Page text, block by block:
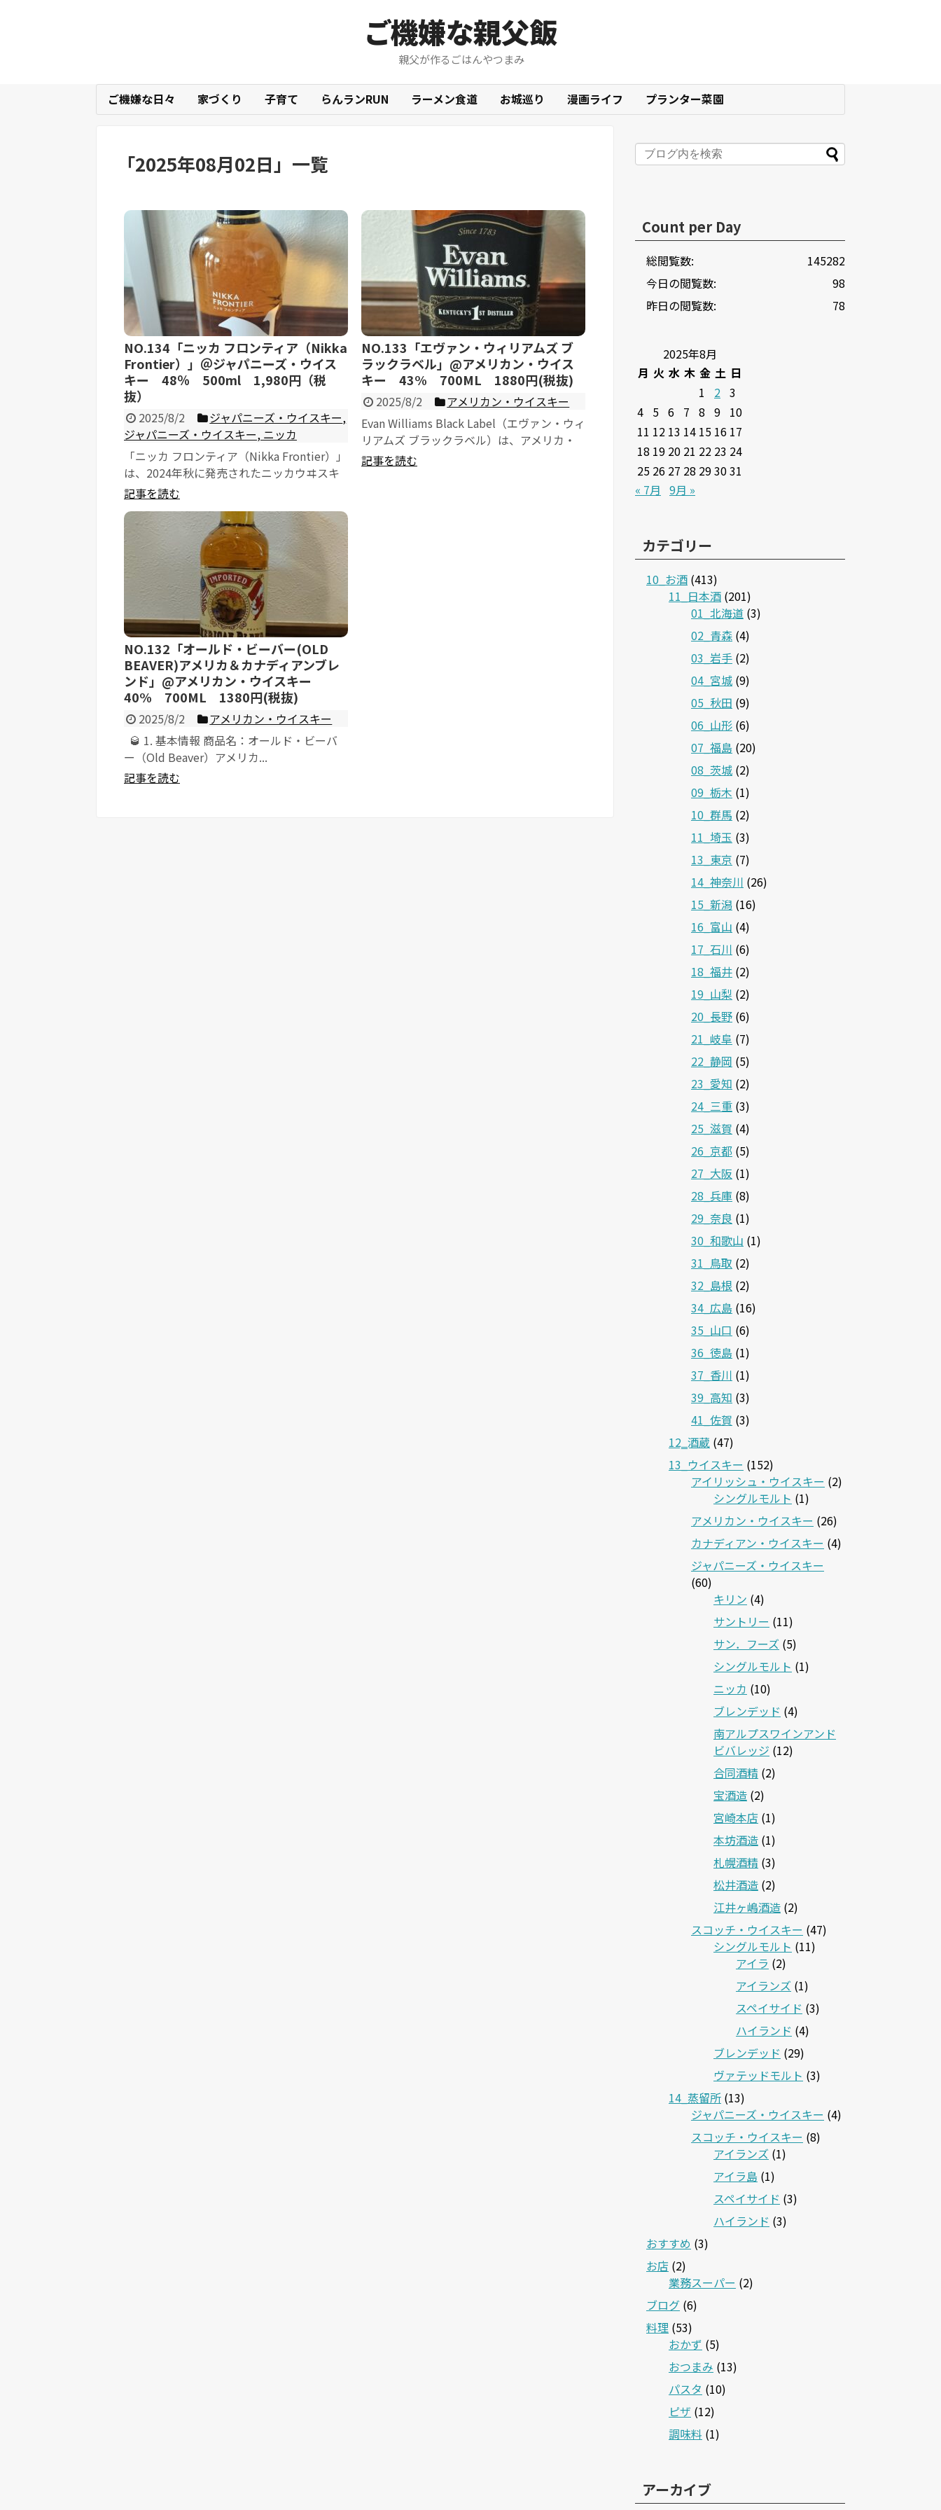
ご機嫌な親父飯
親父が作るごはんやつまみ
ご機嫌な日々 家づくり 子育て らんランRUN ラーメン食道 お城巡り 漫画ライフ プランター菜園
「2025年08月02日 」 一覧
NO.134「ニッカ フロンティア（Nikka
Frontier）」＠ジャパニーズ・ウイス
キー 48％ 500ml 1,980円（税
抜）
2025/8/2 ジャパニーズ・ウイスキー,
ジャパニーズ・ウイスキー, ニッカ
「ニッカ フロンティア（Nikka Frontier）」
は、2024年秋に発売されたニッカウヰスキ
ーの新しいブレンデッド...
記事を読む
NO.133「エヴァン・ウィリアムズ ブ
ラックラベル」@アメリカン・ウイス
キー 43% 700ML 1880円(税抜)
2025/8/2
アメリカン・ウイスキー
Evan Williams Black Label（エヴァン・ウィ
リアムズ ブラックラベル）は、アメリカ・
ケンタッキー州の老舗蒸溜所「H...
記事を読む
NO.132「オールド・ビーバー(OLD
BEAVER)アメリカ＆カナディアンブレ
ンド」@アメリカン・ウイスキー
40% 700ML 1380円(税抜)
2025/8/2
アメリカン・ウイスキー
🥃 1. 基本情報 商品名：オールド・ビーバ
ー（Old Beaver）アメリカ...
記事を読む
Count per Day
145282
総閲覧数:
98
今日の閲覧数:
78
昨日の閲覧数:
2025年8月
月 火 水 木 金 土 日
1
2 3
4 5 6 7 8 9 10
11 12 13 14 15 16 17
18 19 20 21 22 23 24
25 26 27 28 293031
« 7月 9月 »
カテゴリー
10_お酒 (413)
11_日本酒 (201)
01_北海道 (3)
02_青森 (4)
03_岩手 (2)
04_宮城 (9)
05_秋田 (9)
06_山形 (6)
07_福島 (20)
08_茨城 (2)
09_栃木 (1)
10_群馬 (2)
11_埼玉 (3)
13_東京 (7)
14_神奈川 (26)
15_新潟 (16)
16_富山 (4)
17_石川 (6)
18_福井 (2)
19_山梨 (2)
20_長野 (6)
21_岐阜 (7)
22_静岡 (5)
23_愛知 (2)
24_三重 (3)
25_滋賀 (4)
26_京都 (5)
27_大阪 (1)
28_兵庫 (8)
29_奈良 (1)
30_和歌山 (1)
31_鳥取 (2)
32_島根 (2)
34_広島 (16)
35_山口 (6)
36_徳島 (1)
37_香川 (1)
39_高知 (3)
41_佐賀 (3)
12‗酒蔵 (47)
13_ウイスキー (152)
アイリッシュ・ウイスキー (2)
シングルモルト (1)
アメリカン・ウイスキー (26)
カナディアン・ウイスキー (4)
ジャパニーズ・ウイスキー
(60)
キリン (4)
サントリー (11)
サン．フーズ (5)
シングルモルト (1)
ニッカ (10)
ブレンデッド (4)
南アルプスワインアンド
ビバレッジ (12)
合同酒精 (2)
宝酒造 (2)
宮崎本店 (1)
本坊酒造 (1)
札幌酒精 (3)
松井酒造 (2)
江井ヶ嶋酒造 (2)
スコッチ・ウイスキー (47)
シングルモルト (11)
アイラ (2)
アイランズ (1)
スペイサイド (3)
ハイランド (4)
ブレンデッド (29)
ヴァテッドモルト (3)
14_蒸留所 (13)
ジャパニーズ・ウイスキー (4)
スコッチ・ウイスキー (8)
アイランズ (1)
アイラ島 (1)
スペイサイド (3)
ハイランド (3)
おすすめ (3)
お店 (2)
業務スーパー (2)
ブログ (6)
料理 (53)
おかず (5)
おつまみ (13)
パスタ (10)
ピザ (12)
調味料 (1)
アーカイブ